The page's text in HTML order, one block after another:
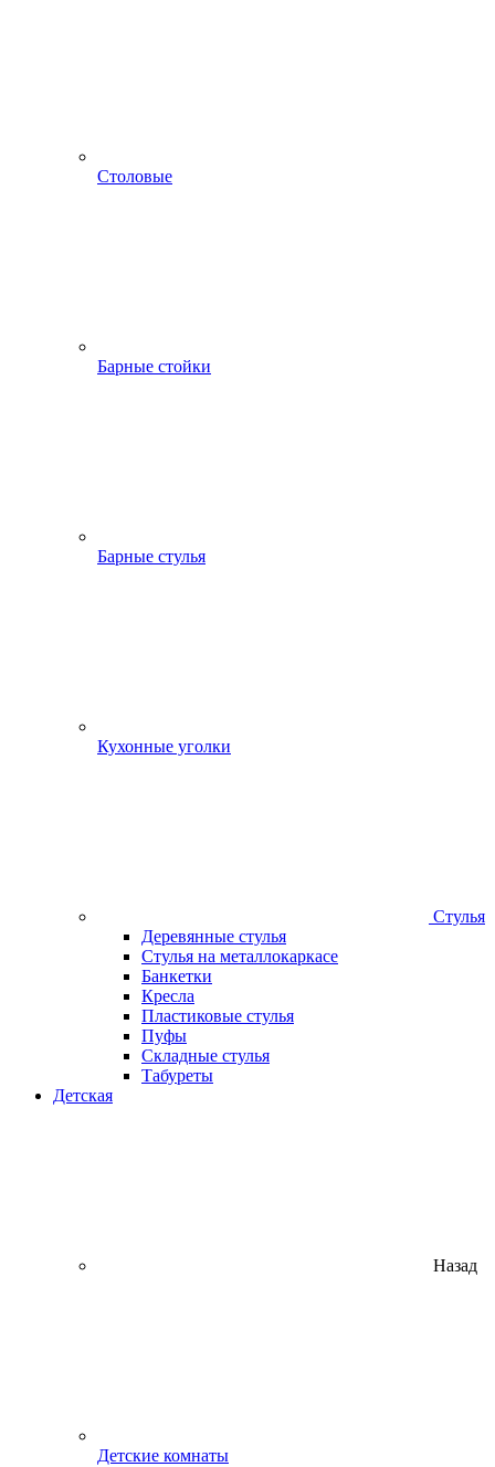
Столовые
Барные стойки
Барные стулья
Кухонные уголки
Стулья
Деревянные стулья
Стулья на металлокаркасе
Банкетки
Кресла
Пластиковые стулья
Пуфы
Складные стулья
Табуреты
Детская
Назад
Детские комнаты